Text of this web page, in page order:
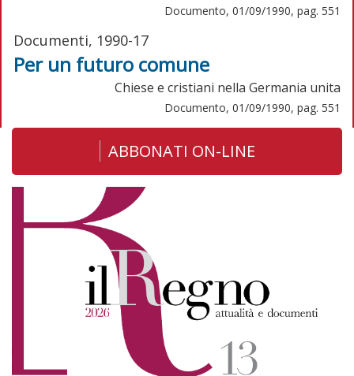
Documento, 01/09/1990, pag. 551
Documenti, 1990-17
Per un futuro comune
Chiese e cristiani nella Germania unita
Documento, 01/09/1990, pag. 551
ABBONATI ON-LINE